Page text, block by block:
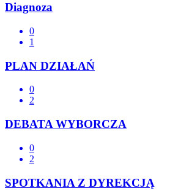
Diagnoza
0
1
PLAN DZIAŁAŃ
0
2
DEBATA WYBORCZA
0
2
SPOTKANIA Z DYREKCJĄ